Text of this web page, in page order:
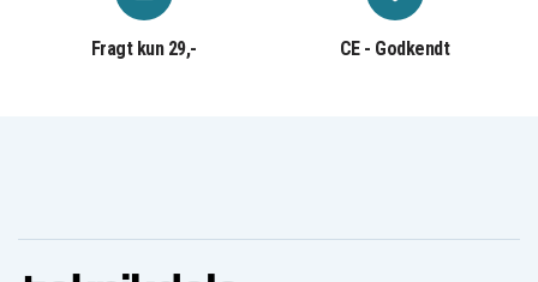
Fragt kun 29,- CE - Godkendt